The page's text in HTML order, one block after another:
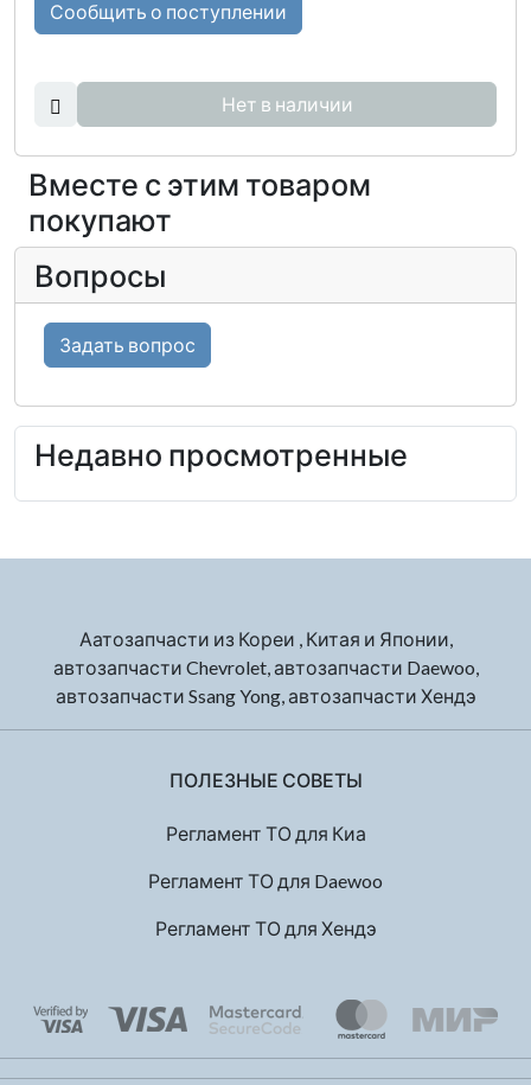
Сообщить о поступлении
Нет в наличии
Вместе с этим товаром
покупают
Вопросы
Задать вопрос
Недавно просмотренные
Аатозапчасти из Кореи , Китая и Японии,
автозапчасти Chevrolet, автозапчасти Daewoo,
автозапчасти Ssang Yong, автозапчасти Хендэ
ПОЛЕЗНЫЕ СОВЕТЫ
Регламент ТО для Киа
Регламент ТО для Daewoo
Регламент ТО для Хендэ